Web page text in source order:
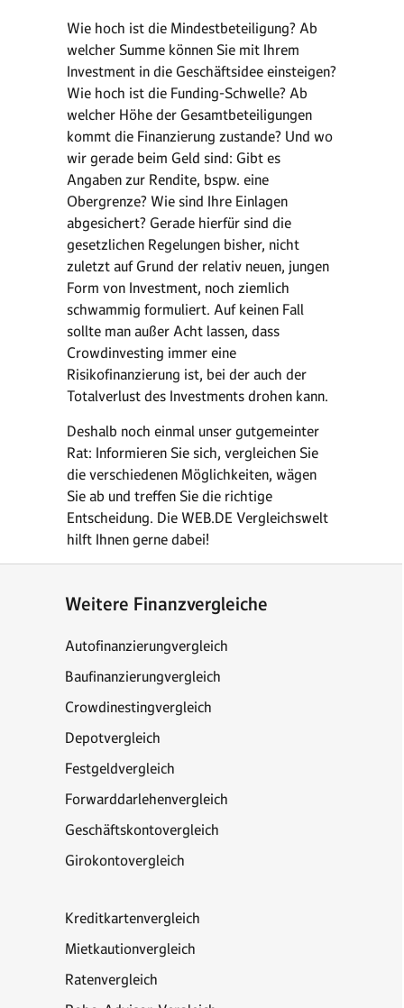
Wie hoch ist die Mindestbeteiligung? Ab
welcher Summe können Sie mit Ihrem
Investment in die Geschäftsidee einsteigen?
Wie hoch ist die Funding-Schwelle? Ab
welcher Höhe der Gesamtbeteiligungen
kommt die Finanzierung zustande? Und wo
wir gerade beim Geld sind: Gibt es
Angaben zur Rendite, bspw. eine
Obergrenze? Wie sind Ihre Einlagen
abgesichert? Gerade hierfür sind die
gesetzlichen Regelungen bisher, nicht
zuletzt auf Grund der relativ neuen, jungen
Form von Investment, noch ziemlich
schwammig formuliert. Auf keinen Fall
sollte man außer Acht lassen, dass
Crowdinvesting immer eine
Risikofinanzierung ist, bei der auch der
Totalverlust des Investments drohen kann.
Deshalb noch einmal unser gutgemeinter
Rat: Informieren Sie sich, vergleichen Sie
die verschiedenen Möglichkeiten, wägen
Sie ab und treffen Sie die richtige
Entscheidung. Die WEB.DE Vergleichswelt
hilft Ihnen gerne dabei!
Weitere Finanzvergleiche
Autofinanzierungvergleich
Baufinanzierungvergleich
Crowdinestingvergleich
Depotvergleich
Festgeldvergleich
Forwarddarlehenvergleich
Geschäftskontovergleich
Girokontovergleich
Kreditkartenvergleich
Mietkautionvergleich
Ratenvergleich